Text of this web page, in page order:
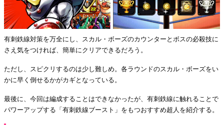
有刺鉄線対策を万全にし、スカル・ボーズのカウンターとボスの必殺技に
さえ気をつければ、簡単にクリアできるだろう。
ただし、スピクリするのは少し難しめ。各ラウンドのスカル・ボーズをい
かに早く倒せるかがカギとなっている。
最後に、今回は編成することはできなかったが、有刺鉄線に触れることで
パワーアップする「有刺鉄線ブースト」をもつおすすめ超人を紹介する。